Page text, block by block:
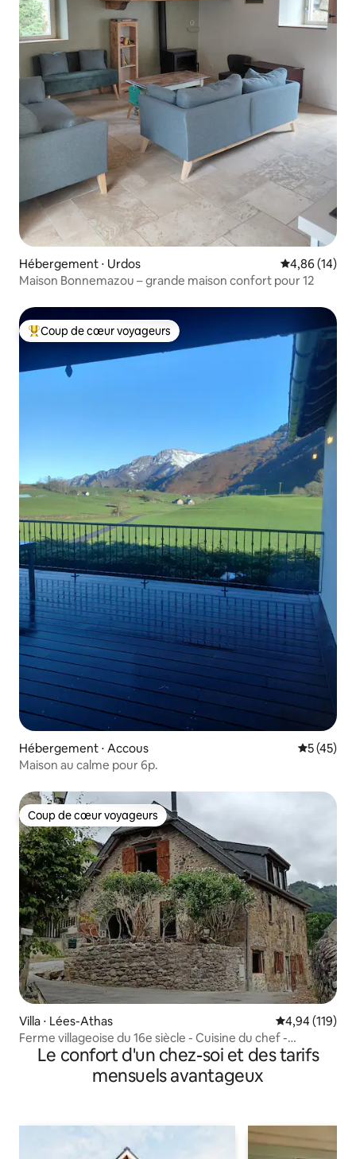
Hébergement ⋅ Urdos Évaluation
4,86 (14)
Maison Bonnemazou – grande maison confort pour 12
Coups de cœur voyageurs les plus appréciés
Coup de cœur voyageurs
Hébergement ⋅ Accous
5 (45)
Maison au calme pour 6p.
Coup de cœur voyageurs
Coup de cœur voyageurs
Villa ⋅ Lées-Athas Évaluation
4,94 (119)
Ferme villageoise du 16e siècle - Cuisine du chef -
Restauration moderne
Le confort d'un chez-soi et des tarifs
mensuels avantageux